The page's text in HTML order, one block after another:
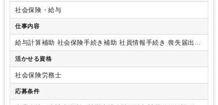
社内システム等のOJT 業務手順等のOJT 土日祝休み 英語力不要
社会保険・給与
仕事内容
給与計算補助 社会保険手続き補助 社員情報手続き 喪失届出発
送、書類作成その他付随する業務等
活かせる資格
社会保険労務士
応募条件